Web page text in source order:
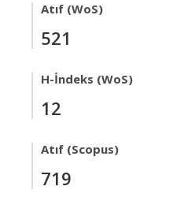
Atıf (WoS)
521
H-İndeks (WoS)
12
Atıf (Scopus)
719